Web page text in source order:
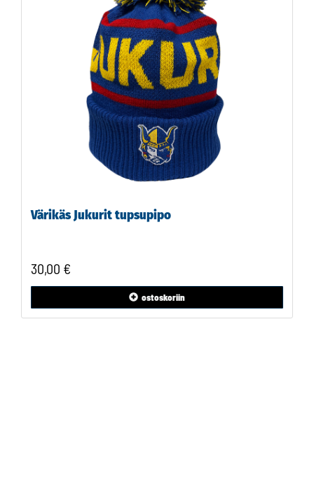
Värikäs Jukurit tupsupipo
30,00 €
ostoskoriin